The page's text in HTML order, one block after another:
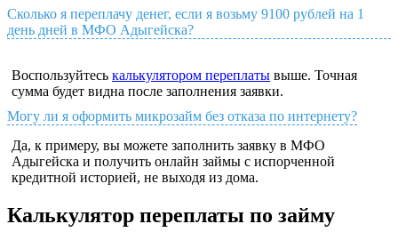
Сколько я переплачу денег, если я возьму 9100 рублей на 1
день дней в МФО Адыгейска?
Воспользуйтесь калькулятором переплаты выше. Точная
сумма будет видна после заполнения заявки.
Могу ли я оформить микрозайм без отказа по интернету?
Да, к примеру, вы можете заполнить заявку в МФО
Адыгейска и получить онлайн займы с испорченной
кредитной историей, не выходя из дома.
Калькулятор переплаты по займу